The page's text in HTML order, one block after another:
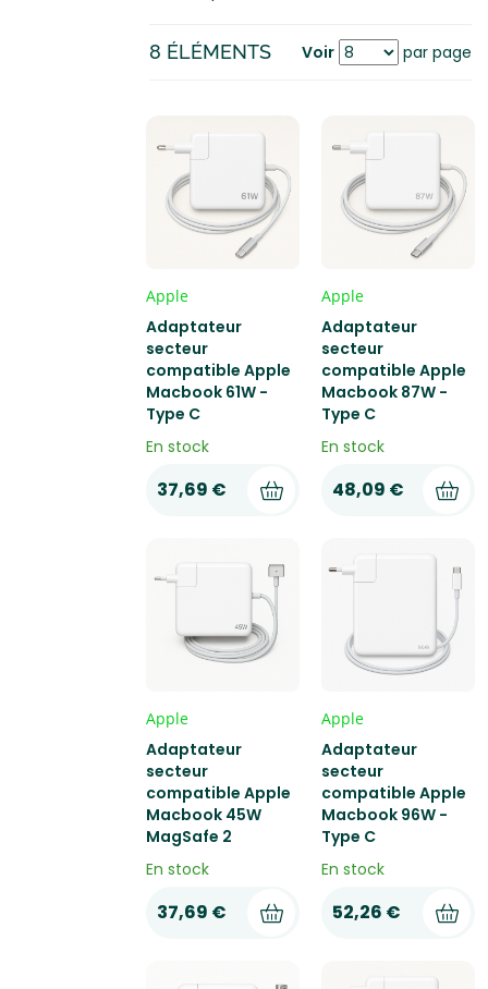
8 ÉLÉMENTS Voir par page
Apple
Adaptateur
secteur
compatible Apple
Macbook 61W -
Type C
En stock
37,69 €
Apple
Adaptateur
secteur
compatible Apple
Macbook 87W -
Type C
En stock
48,09 €
Apple
Adaptateur
secteur
compatible Apple
Macbook 45W
MagSafe 2
En stock
37,69 €
Apple
Adaptateur
secteur
compatible Apple
Macbook 96W -
Type C
En stock
52,26 €